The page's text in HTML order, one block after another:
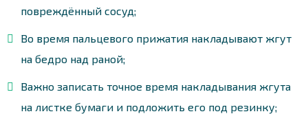
повреждённый сосуд;
Во время пальцевого прижатия накладывают жгут
на бедро над раной;
Важно записать точное время накладывания жгута
на листке бумаги и подложить его под резинку;